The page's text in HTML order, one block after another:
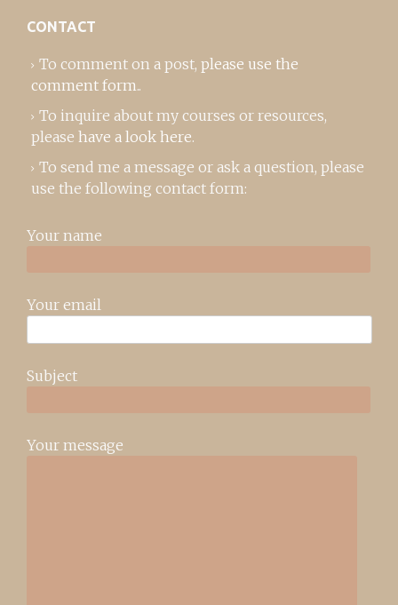
CONTACT
To comment on a post, please use the
comment form..
To inquire about my courses or resources,
please have a look here.
To send me a message or ask a question, please
use the following contact form:
Your name
Your email
Subject
Your message